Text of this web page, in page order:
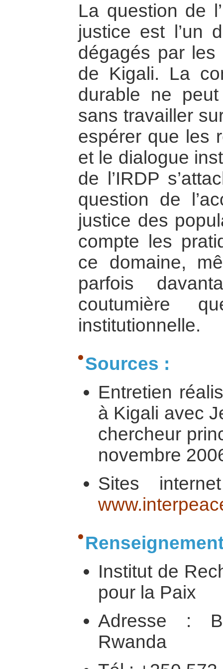
La question de
justice est l’un
dégagés par les
de Kigali. La
durable ne
sans travailler
espérer que les
et le dialogue
de l’IRDP
question de
justice des
compte les
ce domaine,
parfois
coutumière
institutionnelle.
Sources :
Entretien
à Kigali avec
chercheur
novembre
Sites
Institut de
pour la Paix
Adresse :
Rwanda